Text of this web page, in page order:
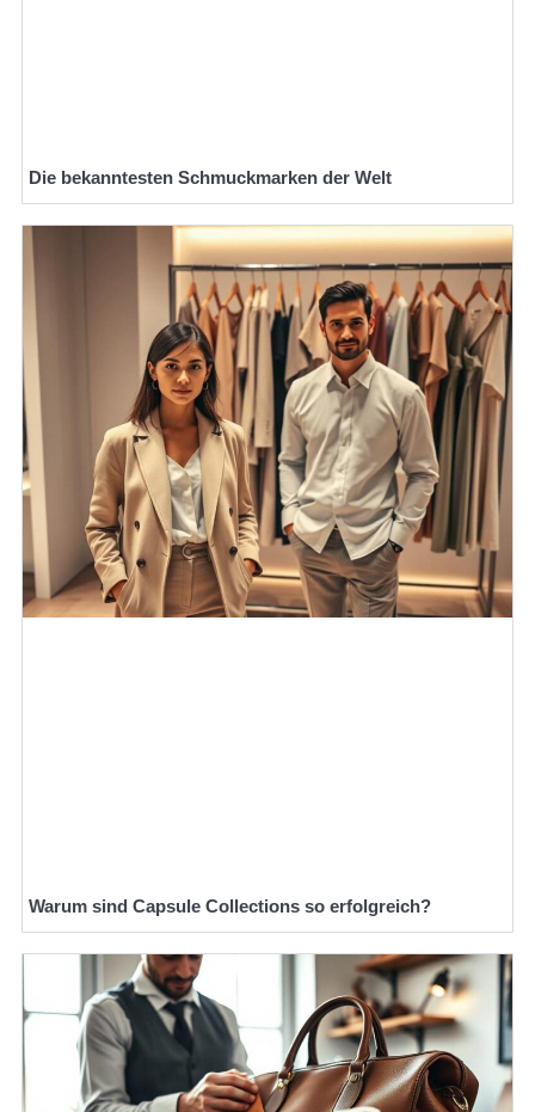
Die bekanntesten Schmuckmarken der Welt
Warum sind Capsule Collections so erfolgreich?